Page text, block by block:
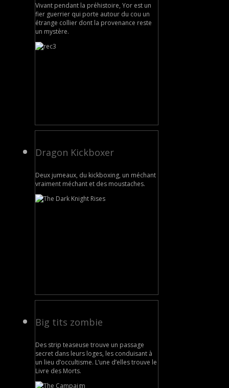
Vivant pendant la préhistoire, Yor est un
fier guerrier qui porte autour du cou un
étrange collier dont la provenance reste
un mystère.
Dragon Kickboxer
Deux jumeaux, du kickboxing, un méchant
vraiment méchant et des moustaches.
Big tits zombie
Des strip teaseuse trouve un passage
secret dans leurs loges, les conduisant à
un lieu d’occultisme. L’une d’elles trouve le
Livre des Morts.